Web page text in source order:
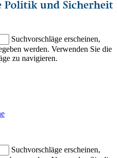
Suchvorschläge erscheinen,
werden. Verwenden Sie die
zu navigieren.
Suchvorschläge erscheinen,